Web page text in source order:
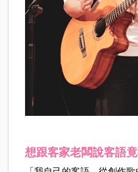
想跟客家老闆說客語